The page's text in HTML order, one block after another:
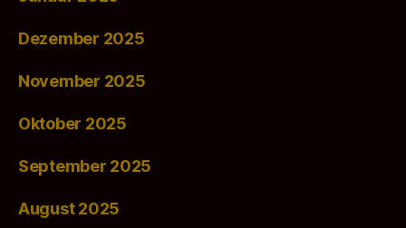
Dezember 2025
November 2025
Oktober 2025
September 2025
August 2025